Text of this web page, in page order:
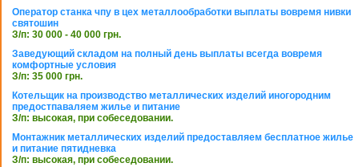
Оператор станка чпу в цех металлообработки выплаты вовремя нивки
святошин
З/п: 30 000 - 40 000 грн.
Заведующий складом на полный день выплаты всегда вовремя
комфортные условия
З/п: 35 000 грн.
Котельщик на производство металлических изделий иногородним
предостпаваляем жилье и питание
З/п: высокая, при собеседовании.
Монтажник металлических изделий предоставляем бесплатное жилье
и питание пятидневка
З/п: высокая, при собеседовании.